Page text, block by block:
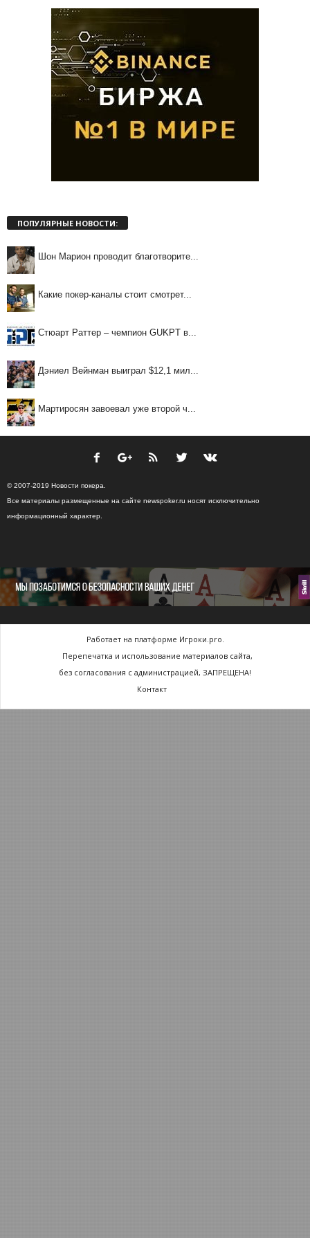
ПОПУЛЯРНЫЕ НОВОСТИ:
Шон Марион проводит благотворите...
Какие покер-каналы стоит смотрет...
Стюарт Раттер – чемпион GUKPT в...
Дэниел Вейнман выиграл $12,1 мил...
Мартиросян завоевал уже второй ч...
© 2007-2019 Новости покера.
Все материалы размещенные на сайте newspoker.ru носят исключительно
информационный характер.
Работает на платформе Игроки.pro.
Перепечатка и использование материалов сайта,
без согласования с администрацией, ЗАПРЕЩЕНА!
Контакт